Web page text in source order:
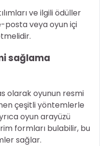
ve ilgili ödüller
posta veya oyun içi
sağlama
olarak oyunun resmi
çeşitli yöntemlerle
oyun arayüzü
formları bulabilir, bu
sağlar.